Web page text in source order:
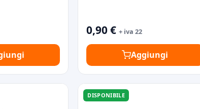
0,90 € + iva 22
Aggiungi
DISPONIBILE